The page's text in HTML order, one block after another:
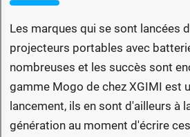
Les marques qui se sont lancées
projecteurs portables avec
nombreuses et les succès sont
gamme Mogo de chez XGIMI est
lancement, ils en sont d'ailleurs à
génération au moment d'écrire